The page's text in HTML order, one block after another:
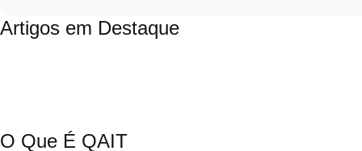
Artigos em Destaque
O Que É QAIT